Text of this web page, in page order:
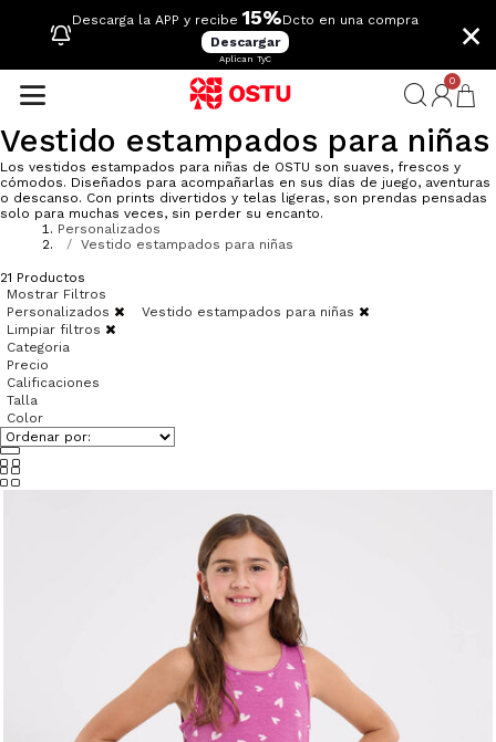
Descarga la APP y recibe 15%Dcto en una compra
Descargar
Aplican TyC
×
0
Vestido estampados para niñas
Los vestidos estampados para niñas de OSTU son suaves, frescos y
cómodos. Diseñados para acompañarlas en sus días de juego, aventuras
o descanso. Con prints divertidos y telas ligeras, son prendas pensadas
solo para muchas veces, sin perder su encanto.
Personalizados
Vestido estampados para niñas
21 Productos
Mostrar Filtros
Personalizados
Vestido estampados para niñas
Limpiar filtros
Categoria
Precio
Calificaciones
Talla
Color